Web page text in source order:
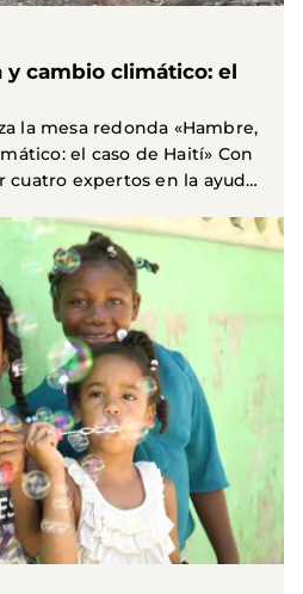
y cambio climático: el
la mesa redonda «Hambre,
el caso de Haití» Con
cuatro expertos en la ayuda